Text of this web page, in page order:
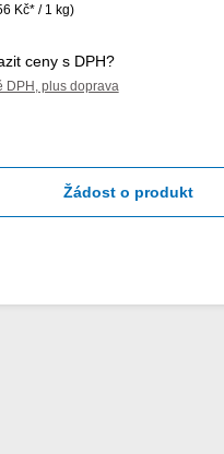
Kč* / 1 kg)
ceny s DPH?
DPH, plus doprava
Žádost o produkt